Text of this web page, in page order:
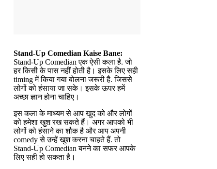
Stand-Up Comedian Kaise Bane:
Stand-Up Comedian एक ऐसी कला है. जो
हर किसी के पास नहीं होती है। इसके लिए सही
timing में किया गया बोलना जरूरी है. जिससे
लोगों को हंसाया जा सके। इसके ऊपर हमें
अच्छा ज्ञान होना चाहिए।
इस कला के माध्यम से आप खुद को और लोगों
को हमेशा खुश रख सकते हैं। अगर आपको भी
लोगों को हंसाने का शौक है और आप अपनी
comedy से उन्हें खुश करना चाहते हैं. तो
Stand-Up Comedian बनने का सफर आपके
लिए सही हो सकता है।